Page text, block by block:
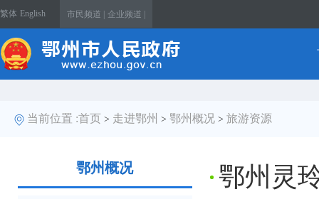
繁体 English 市民频道 | 企业频道 |
当前位置 :首页 > 走进鄂州 > 鄂州概况 > 旅游资源
鄂州概况
鄂州灵